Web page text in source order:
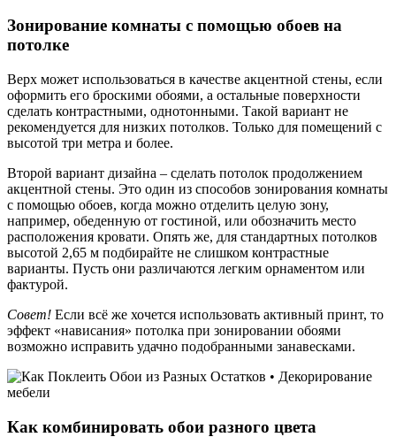
Зонирование комнаты с помощью обоев на
потолке
Верх может использоваться в качестве акцентной стены, если
оформить его броскими обоями, а остальные поверхности
сделать контрастными, однотонными. Такой вариант не
рекомендуется для низких потолков. Только для помещений с
высотой три метра и более.
Второй вариант дизайна – сделать потолок продолжением
акцентной стены. Это один из способов зонирования комнаты
с помощью обоев, когда можно отделить целую зону,
например, обеденную от гостиной, или обозначить место
расположения кровати. Опять же, для стандартных потолков
высотой 2,65 м подбирайте не слишком контрастные
варианты. Пусть они различаются легким орнаментом или
фактурой.
Совет! Если всё же хочется использовать активный принт, то
эффект «нависания» потолка при зонировании обоями
возможно исправить удачно подобранными занавесками.
Как комбинировать обои разного цвета